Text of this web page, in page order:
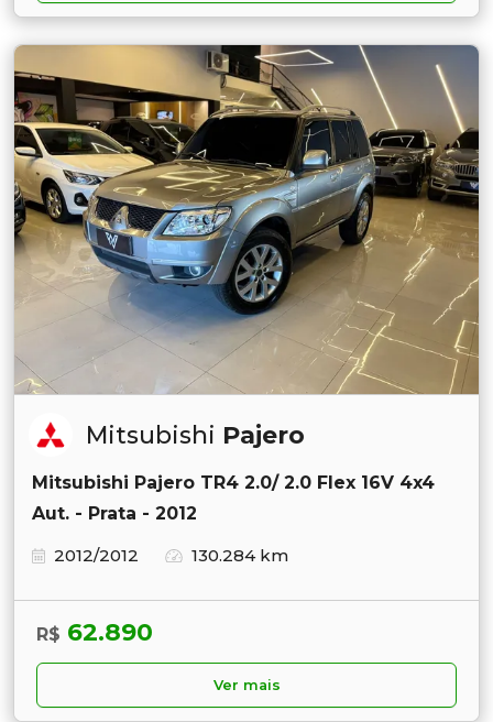
Mitsubishi Pajero
Mitsubishi Pajero TR4 2.0/ 2.0 Flex 16V 4x4
Aut. - Prata - 2012
2012/2012
130.284 km
R$ 62.890
Ver mais